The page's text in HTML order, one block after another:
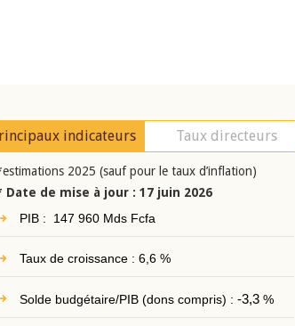
indicateurs Taux directeurs
2025 (sauf pour le taux d’inflation)
Date de mise à jour : 17 juin 2026
PIB : 147 960 Mds Fcfa
Taux de croissance : 6,6 %
Solde budgétaire/PIB (dons compris) : -3,3%